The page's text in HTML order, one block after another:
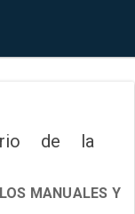
de la
MANUALES Y